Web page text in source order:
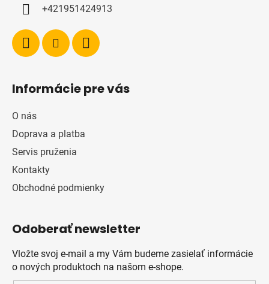
+421951424913
Informácie pre vás
O nás
Doprava a platba
Servis pruženia
Kontakty
Obchodné podmienky
Odoberať newsletter
Vložte svoj e-mail a my Vám budeme zasielať informácie
o nových produktoch na našom e-shope.